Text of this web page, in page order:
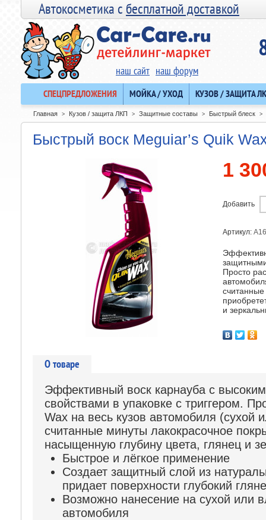
Автокосметика сбесплатной доставкой
наш сайт наш форум
СПЕЦПРЕДЛОЖЕНИЯ МОЙКА / УХОД КУЗОВ / ЗАЩИТА
Главная > Кузов / защита ЛКП > Защитные составы > Быстрый блеск >
Быстрый воск Meguiar’s Quik
1
Добавить
Артикул:
защитными
Просто
и
О товаре
Эффективный воск карнауба с
свойствами в упаковке с триггером.
Wax на весь кузов автомобиля (сухой
считанные минуты лакокрасочное
насыщенную глубину цвета, глянец и
Быстрое и лёгкое применение
Создает защитный слой из
придает поверхности глубокий
Возможно нанесение на сухой или
автомобиля